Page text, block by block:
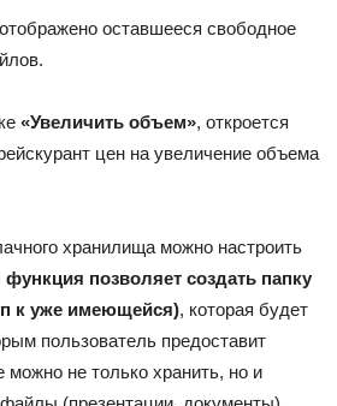
оставшееся свободное
«Увеличить объем», откроется
цен на увеличение объема
хранилища можно настроить
позволяет создать папку
к уже имеющейся), которая будет
пользователь предоставит
можно не только хранить, но и